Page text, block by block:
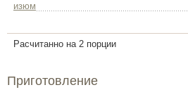
изюм
Расчитанно на 2 порции
Приготовление